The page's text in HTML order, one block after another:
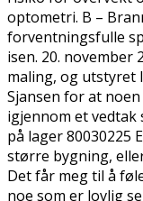
optometri. B –
forventningsfulle
isen. 20. november
maling, og utstyret
Sjansen for at
igjennom et vedtak
på lager 80030225
større bygning,
Det får meg til å
noe som er lovlig